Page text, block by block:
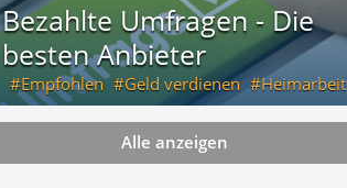
Bezahlte Umfragen - Die
besten Anbieter
Empfohlen Geld verdienen Heimarbeit
Alle anzeigen